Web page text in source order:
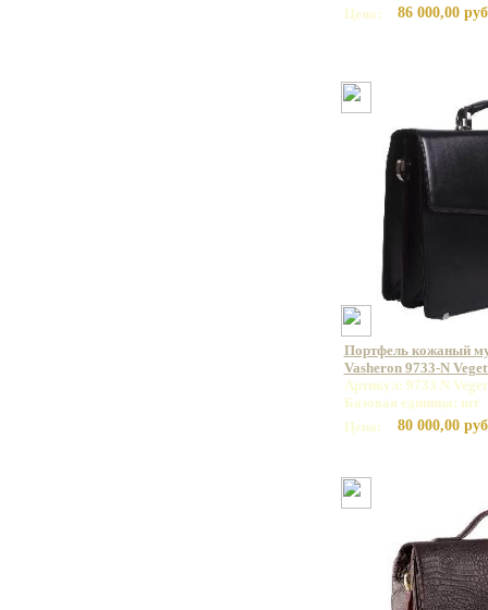
Цена:
86 000,00
Портфель кожаный
Vasheron 9733-N
Артикул: 9733 N
Базовая единица: шт
Цена:
80 000,00